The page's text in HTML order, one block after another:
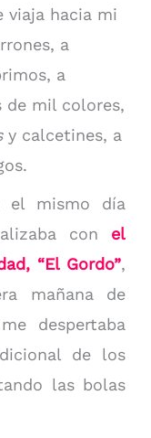
viaja hacia mi
a
a
de mil colores,
y calcetines, a
el mismo día
con el
“El Gordo”,
mañana de
despertaba
de los
las bolas